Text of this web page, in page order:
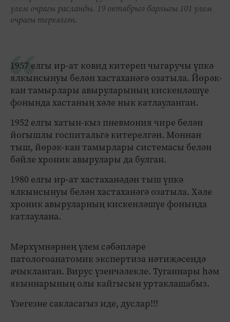
үлем очрагы расланды. 19 октябрьгә барлыгы 101 үлем
очрагы теркәлгән.
1957 елгы ир-ат ковид китереп чыгаручы үпкә
ялкынсынуы белән хастаханәгә озатыла. Йөрәк-
кан тамырлары авыруларының кискенләшүе
фонында хастаның хәле нык катлауланган.
1952 елгы хатын-кыз пневмония чире белән
йогышлы госпитальгә китерелгән. Моннан
тыш, йөрәк-кан тамырлары системасы белән
бәйле хроник авырулары да булган.
1980 елгы ир-ат хастаханәдән тыш үпкә
ялкынсынуы белән хастаханәгә озатыла. Хәле
хроник авыруларның кискенләшүе фонында
катлаулана.
Мәрхүмнәрнең үлем сәбәпләре
патологоанатомик экспертиза нәтиҗәсендә
ачыкланган. Вирус үзенчәлекле. Туганнары һәм
якыннарының олы кайгысын уртаклашабыз.
Үзегезне сакласагыз иде, дуслар!!!